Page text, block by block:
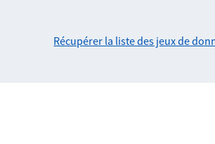
Récupérer la liste des jeux de